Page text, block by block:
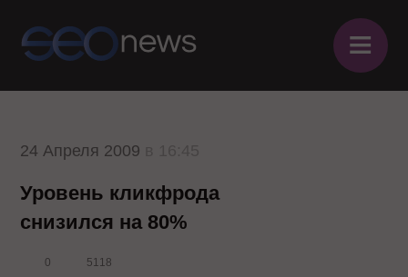
≡
24 Апреля 2009
Уровень кликфрода
снизился на 80%
0 5118